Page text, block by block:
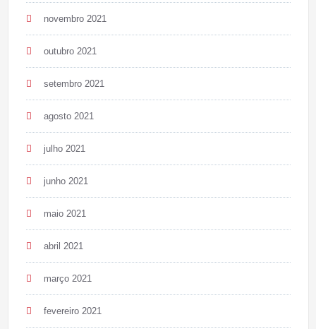
novembro 2021
outubro 2021
setembro 2021
agosto 2021
julho 2021
junho 2021
maio 2021
abril 2021
março 2021
fevereiro 2021